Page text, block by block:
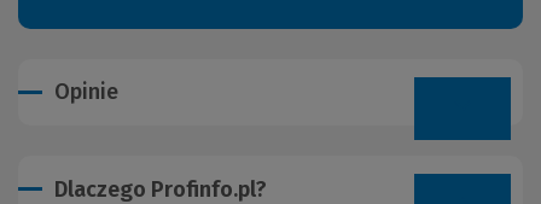
Opinie
Dlaczego Profinfo.pl?